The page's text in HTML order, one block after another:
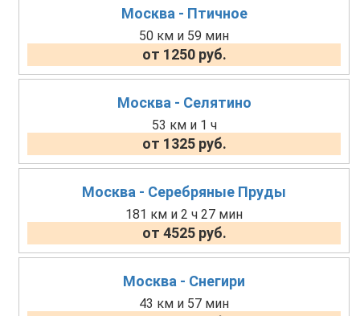
Москва - Птичное
50 км и 59 мин
от 1250 руб.
Москва - Селятино
53 км и 1 ч
от 1325 руб.
Москва - Серебряные Пруды
181 км и 2 ч 27 мин
от 4525 руб.
Москва - Снегири
43 км и 57 мин